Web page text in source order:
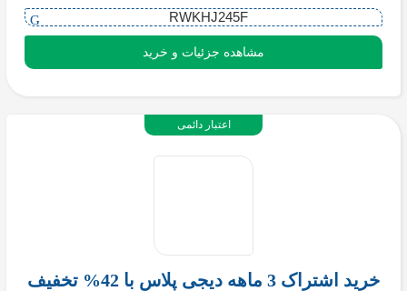
RWKHJ245F
مشاهده جزئیات و خرید
خرید اشتراک 3 ماهه دیجی پلاس با 42% تخفیف
اعتبار دائمی